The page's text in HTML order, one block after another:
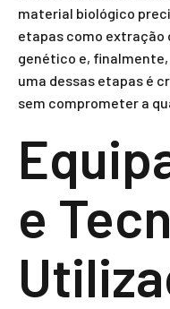
material biológico
etapas como extração
genético e,
uma dessas etapas é
sem comprometer a
e